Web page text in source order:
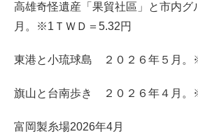
高雄奇怪遺産「果貿社區」と市内
月。※1ＴＷＤ＝5.32円
東港と小琉球島 ２０２６年５月。
旗山と台南歩き ２０２６年４月。
富岡製糸場2026年4月